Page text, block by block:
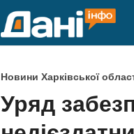
P
o
s
Новини Харківської
Уряд